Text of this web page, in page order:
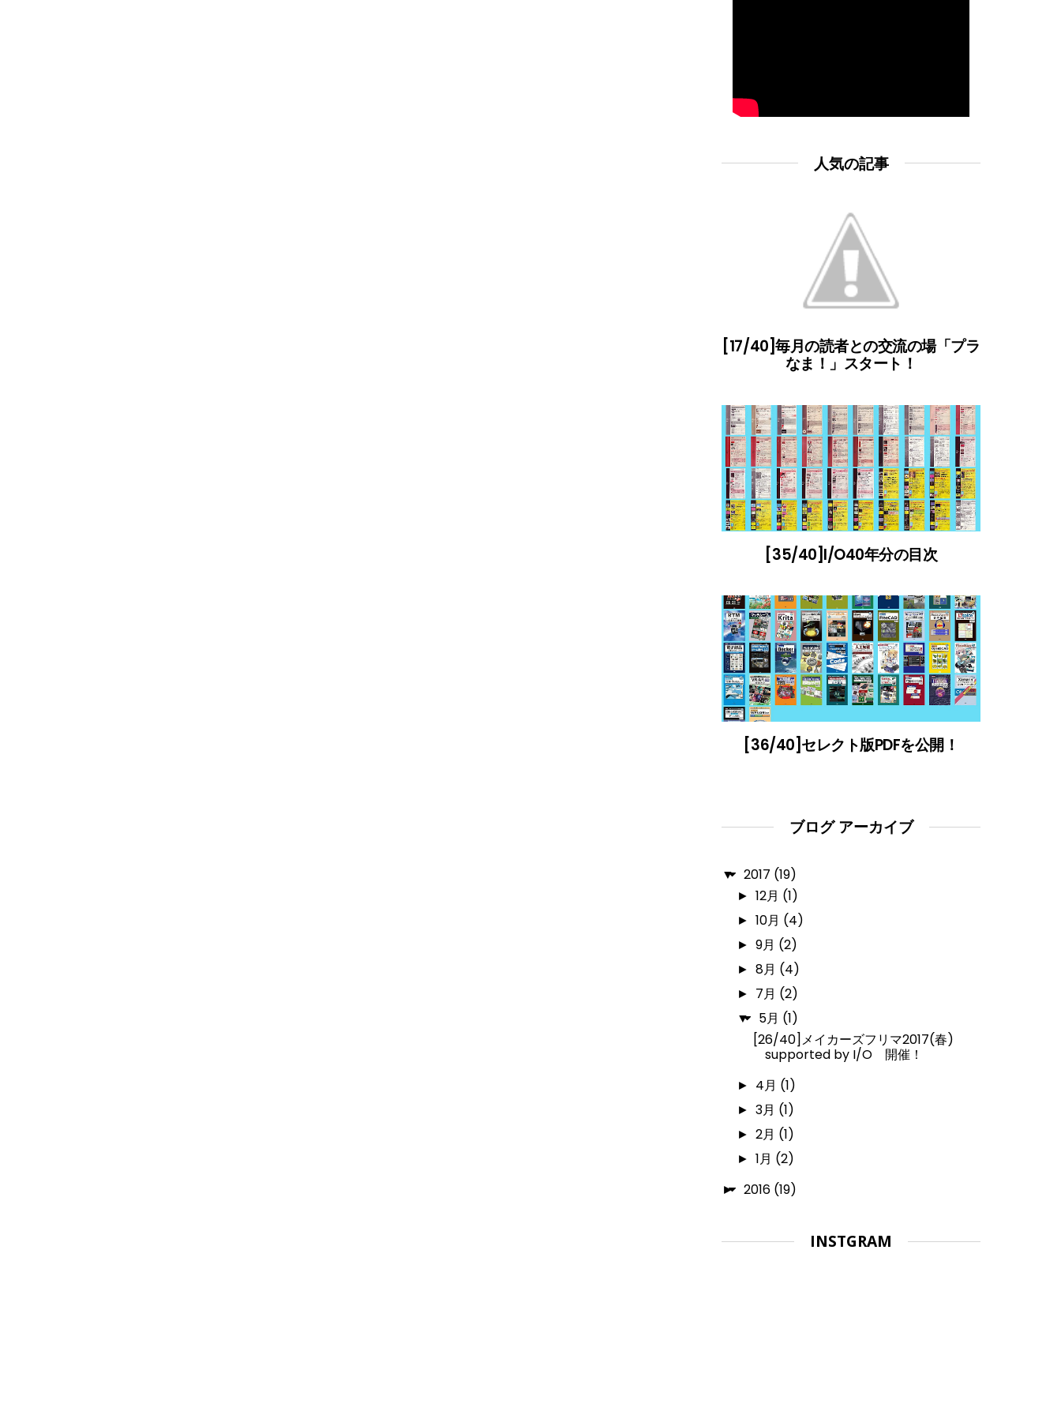
人気の記事
[17/40]毎月の読者との交流の場「プラ
なま！」スタート！
[35/40]I/O40年分の目次
[36/40]セレクト版PDFを公開！
ブログ アーカイブ
▼ 2017 (19)
►12月 (1)
►10月 (4)
►9月 (2)
►8月 (4)
► 7月 (2)
▼ 5月 (1)
[26/40]メイカーズフリマ2017(春)
supported by I/O 開催！
► 4月 (1)
►3月 (1)
►2月 (1)
►1月 (2)
► 2016 (19)
INSTGRAM